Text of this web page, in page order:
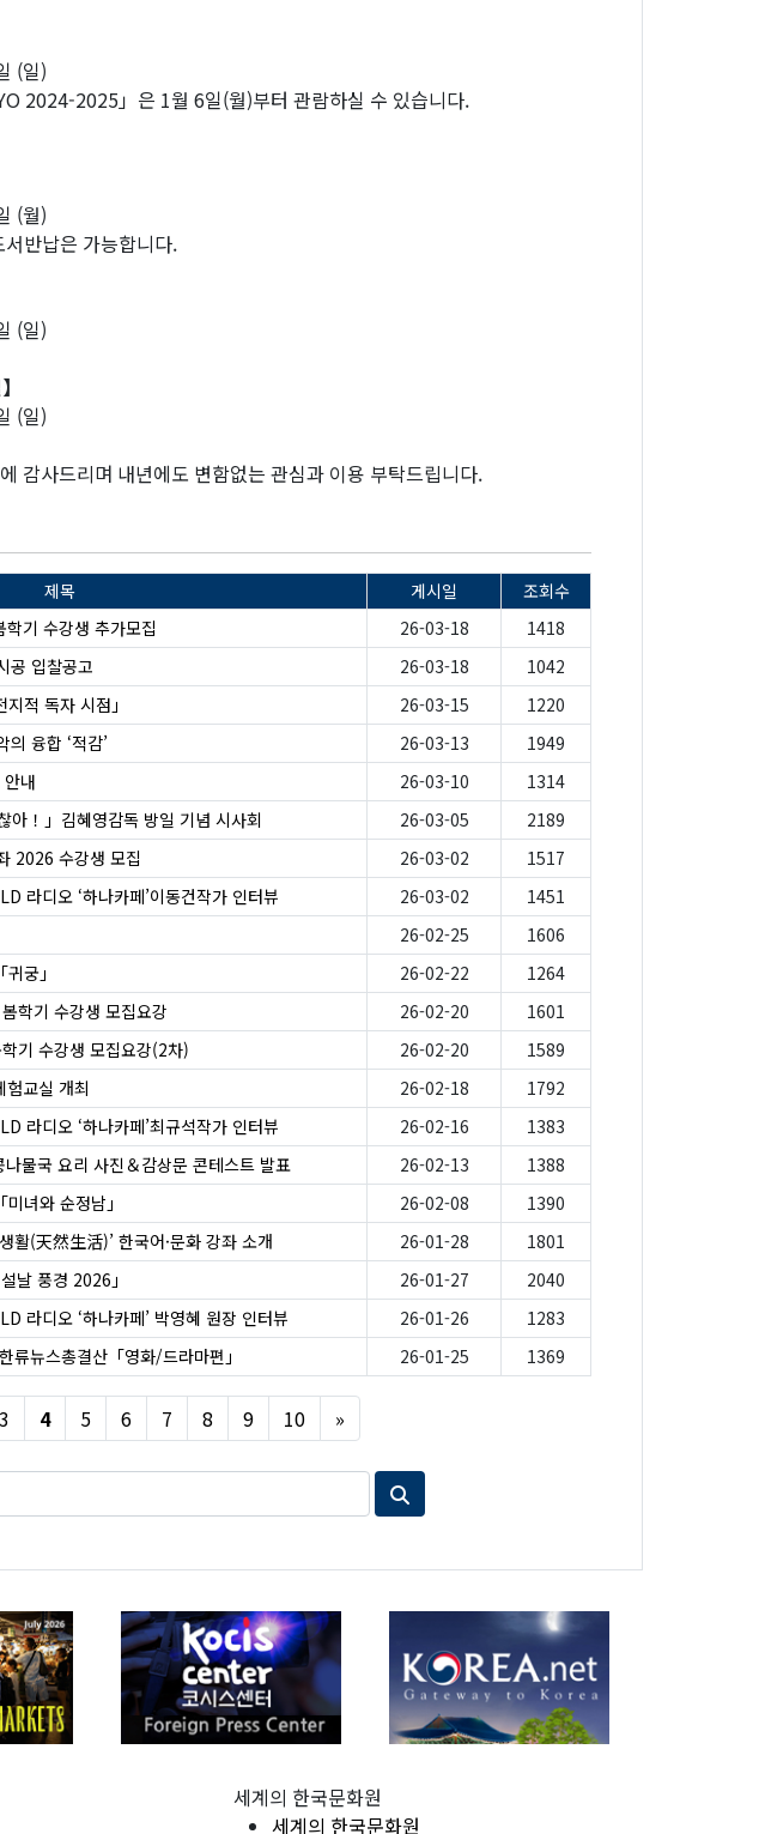
(일)
2024-2025」은 1월 6일(월)부터 관람하실 수 있습니다.
(월)
반납은 가능합니다.
(일)
(일)
감사드리며 내년에도 변함없는 관심과 이용 부탁드립니다.
제목 게시일
조회수
기 수강생 추가모집 26-03-18
1418
공 입찰공고 26-03-18
1042
적 독자 시점」 26-03-15
1220
융합 ‘적감’ 26-03-13
1949
내 26-03-10
1314
아！」김혜영감독 방일 기념 시사회 26-03-05
2189
2026 수강생 모집 26-03-02
1517
라디오 ‘하나카페’이동건작가 인터뷰 26-03-02
1451
26-02-25
1606
궁」 26-02-22
1264
학기 수강생 모집요강 26-02-20
1601
기 수강생 모집요강(2차) 26-02-20
1589
험교실 개최 26-02-18
1792
라디오 ‘하나카페’최규석작가 인터뷰 26-02-16
1383
물국 요리 사진＆감상문 콘테스트 발표 26-02-13
1388
녀와 순정남」 26-02-08
1390
활(天然生活)’ 한국어·문화 강좌 소개 26-01-28
1801
날 풍경 2026」 26-01-27
2040
라디오 ‘하나카페’ 박영혜 원장 인터뷰 26-01-26
1283
류뉴스총결산「영화/드라마편」 26-01-25 1369
3 4 5 6 7 8 9 10 »
세계의 한국문화원
세계의 한국문화원